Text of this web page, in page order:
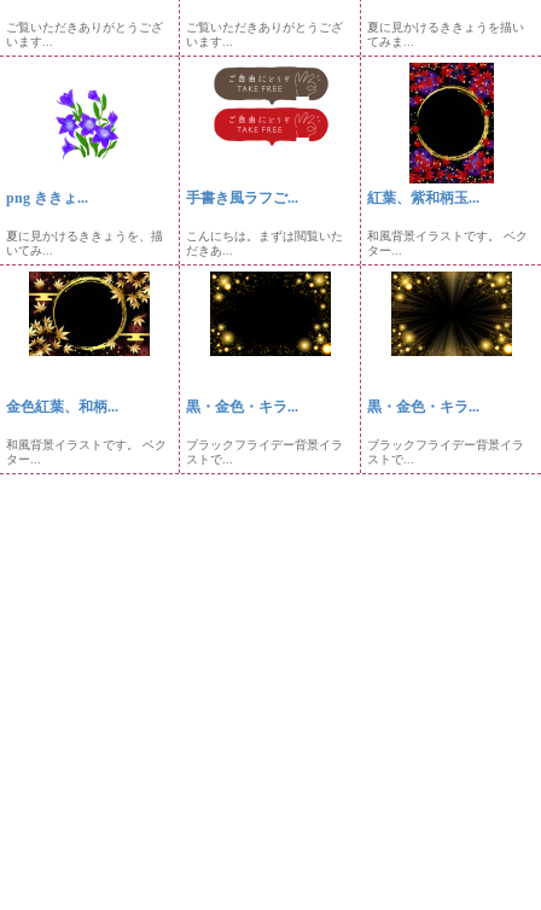
ご覧いただきありがとうござ
います...
ご覧いただきありがとうござ
います...
夏に見かけるききょうを描い
てみま...
png ききょ...
夏に見かけるききょうを、描
いてみ...
手書き風ラフご...
こんにちは。まずは閲覧いた
だきあ...
紅葉、紫和柄玉...
和風背景イラストです。 ベク
ター...
金色紅葉、和柄...
和風背景イラストです。 ベク
ター...
黒・金色・キラ...
ブラックフライデー背景イラ
ストで...
黒・金色・キラ...
ブラックフライデー背景イラ
ストで...